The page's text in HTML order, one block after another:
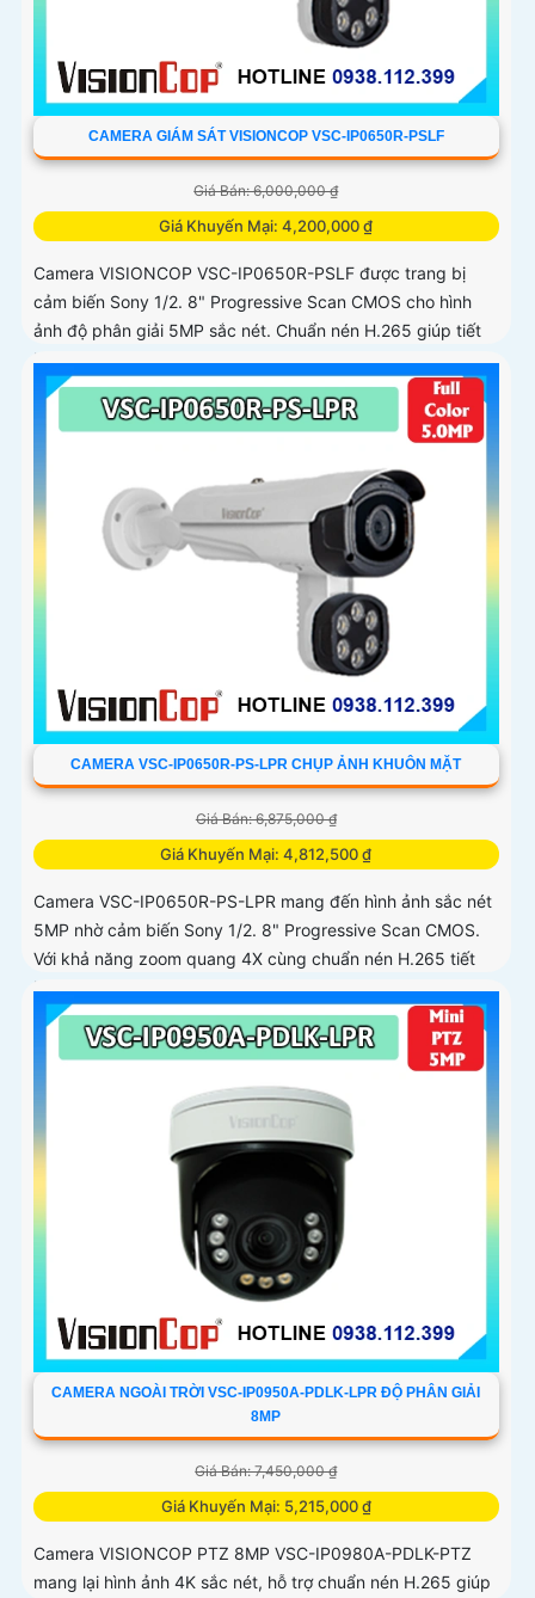
CAMERA GIÁM SÁT VISIONCOP VSC-IP0650R-PSLF
Giá Bán: 6,000,000 ₫
Giá Khuyến Mại: 4,200,000 ₫
Camera VISIONCOP VSC-IP0650R-PSLF được trang bị
cảm biến Sony 1/2. 8" Progressive Scan CMOS cho hình
ảnh độ phân giải 5MP sắc nét. Chuẩn nén H.265 giúp tiết
kiệm băng thông và dung lượng lưu trữ
CAMERA VSC-IP0650R-PS-LPR CHỤP ẢNH KHUÔN MẶT
Giá Bán: 6,875,000 ₫
Giá Khuyến Mại: 4,812,500 ₫
Camera VSC-IP0650R-PS-LPR mang đến hình ảnh sắc nét
5MP nhờ cảm biến Sony 1/2. 8" Progressive Scan CMOS.
Với khả năng zoom quang 4X cùng chuẩn nén H.265 tiết
kiệm dung lượng...
CAMERA NGOÀI TRỜI VSC-IP0950A-PDLK-LPR ĐỘ PHÂN GIẢI
8MP
Giá Bán: 7,450,000 ₫
Giá Khuyến Mại: 5,215,000 ₫
Camera VISIONCOP PTZ 8MP VSC-IP0980A-PDLK-PTZ
mang lại hình ảnh 4K sắc nét, hỗ trợ chuẩn nén H.265 giúp